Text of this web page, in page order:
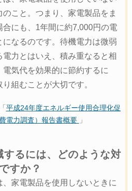
こと。つまり、家電製品をま
にも、1年間に約7,000円の電
なるのです。待機電力は微弱
力とはいえ、積み重なると相
気代を効果的に節約するに
組むことが大切です。
平成24年度エネルギー使用合理化促
電力調査）報告書概要 」
るには、どのような対
すか？
家電製品を使用しないときに